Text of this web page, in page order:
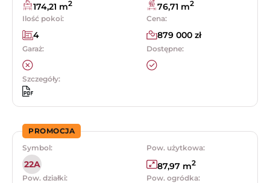
174,21 m2 76,71 m2
Ilość pokoi:
4
Cena:
879 000 zł
Garaż: Dostępne:
Szczegóły:
PROMOCJA
Symbol:
22A
Pow. użytkowa:
87,97 m2
Pow. działki: Pow. ogródka: